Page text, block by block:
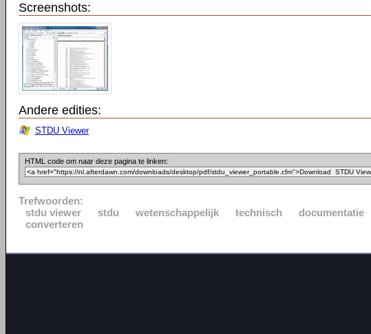
Screenshots:
Andere edities:
STDU Viewer
HTML code om naar deze pagina te linken:
Trefwoorden:
stdu viewer
stdu wetenschappelijk technisch documentatie
converteren